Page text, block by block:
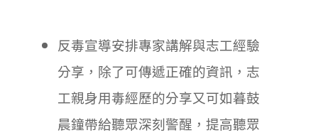
反毒宣導安排專家講解與志工經驗
分享，除了可傳遞正確的資訊，志
工親身用毒經歷的分享又可如暮鼓
晨鐘帶給聽眾深刻警醒，提高聽眾